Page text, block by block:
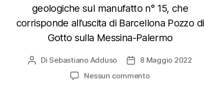
geologiche sul manufatto n° 15, che
corrisponde all’uscita di Barcellona Pozzo di
Gotto sulla Messina-Palermo
Autore
DiSebastiano Adduso
Data8 Maggio 2022
Nessun commentosu